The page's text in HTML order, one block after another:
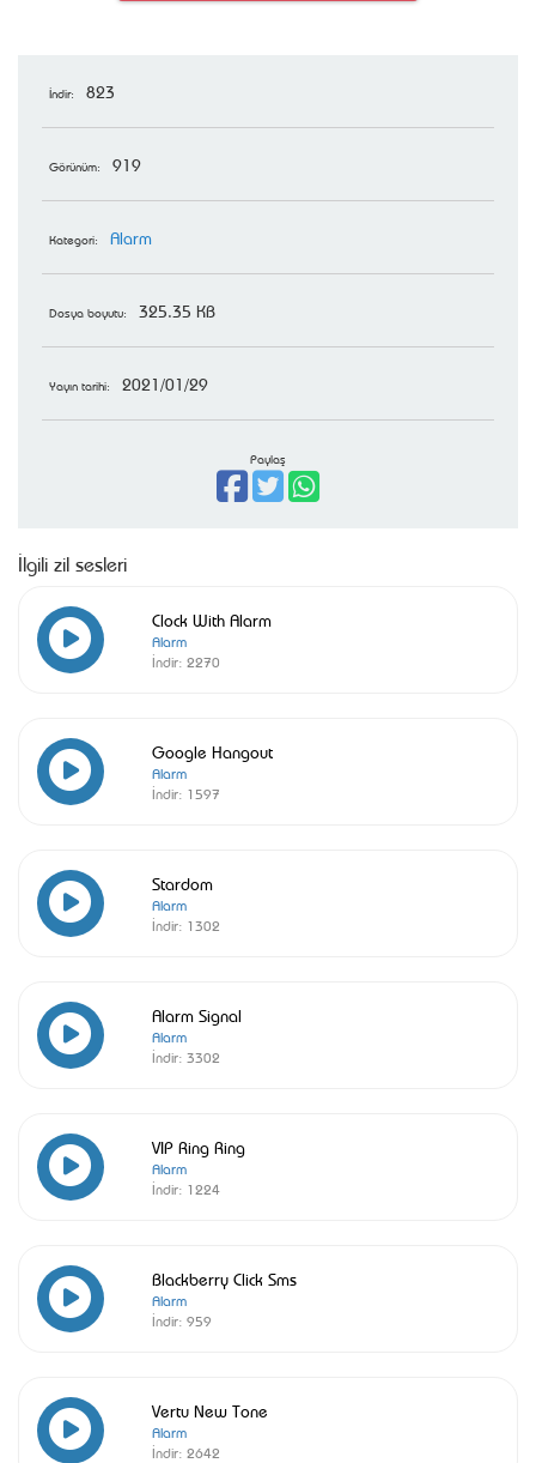
İndir: 823
Görünüm: 919
Kategori: Alarm
Dosya boyutu: 325.35 KB
Yayın tarihi: 2021/01/29
Paylaş
İlgili zil sesleri
Clock With Alarm
Alarm
İndir: 2270
Google Hangout
Alarm
İndir: 1597
Stardom
Alarm
İndir: 1302
Alarm Signal
Alarm
İndir: 3302
VIP Ring Ring
Alarm
İndir: 1224
Blackberry Click Sms
Alarm
İndir: 959
Vertu New Tone
Alarm
İndir: 2642